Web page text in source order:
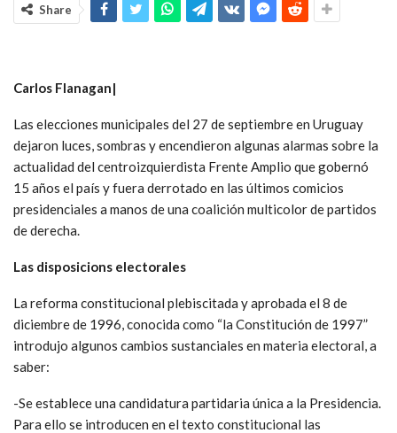
Share
Carlos Flanagan|
Las elecciones municipales del 27 de septiembre en Uruguay
dejaron luces, sombras y encendieron algunas alarmas sobre la
actualidad del centroizquierdista Frente Amplio que gobernó
15 años el país y fuera derrotado en las últimos comicios
presidenciales a manos de una coalición multicolor de partidos
de derecha.
Las disposicions electorales
La reforma constitucional plebiscitada y aprobada el 8 de
diciembre de 1996, conocida como “la Constitución de 1997”
introdujo algunos cambios sustanciales en materia electoral, a
saber:
-Se establece una candidatura partidaria única a la Presidencia.
Para ello se introducen en el texto constitucional las